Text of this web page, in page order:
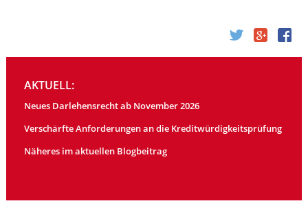
AKTUELL:
Neues Darlehensrecht ab November 2026
Verschärfte Anforderungen an die Kreditwürdigkeitsprüfung
Näheres im aktuellen Blogbeitrag